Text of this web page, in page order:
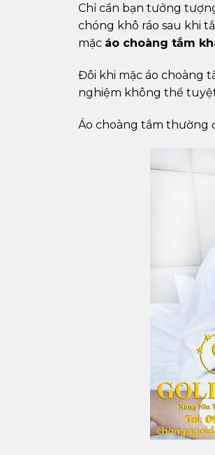
Chỉ cần bạn tưởng
chóng khô ráo sau khi
mặc áo choàng tắm
Đôi khi mặc áo choàng
nghiệm không thể
Áo choàng tắm thường